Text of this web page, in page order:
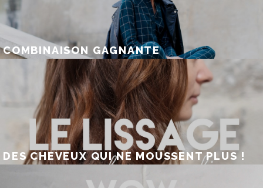
COMBINAISON GAGNANTE
DES CHEVEUX QUI NE MOUSSENT PLUS !